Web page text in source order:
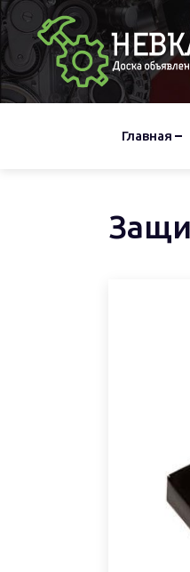
Главная